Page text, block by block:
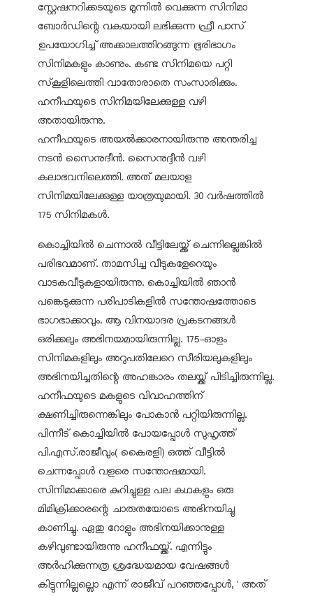
സ്റ്റേഷനറിക്കടയുടെ മുന്നിൽ വെക്കുന്ന സിനിമാ
ബോർഡിന്റെ വകയായി ലഭിക്കുന്ന ഫ്രീ പാസ്
ഉപയോഗിച്ച് അക്കാലത്തിറങ്ങുന്ന ഭൂരിഭാഗം
സിനിമകളും കാണും. കണ്ട സിനിമയെ പറ്റി
സ്‌കൂളിലെത്തി വാതോരാതെ സംസാരിക്കും.
ഹനീഫയുടെ സിനിമയിലേക്കുള്ള വഴി
അതായിരുന്നു.
ഹനീഫയുടെ അയൽക്കാരനായിരുന്നു അന്തരിച്ച
നടൻ സൈനുദീൻ. സൈനുദ്ദീൻ വഴി
കലാഭവനിലെത്തി. അത് മലയാള
സിനിമയിലേക്കുള്ള യാത്രയുമായി. 30 വർഷത്തിൽ
175 സിനിമകൾ.
കൊച്ചിയിൽ ചെന്നാൽ വീട്ടിലേയ്ക്ക് ചെന്നില്ലെങ്കിൽ
പരിഭവമാണ്. താമസിച്ച വീടുകളേറെയും
വാടകവീടുകളായിരുന്നു. കൊച്ചിയിൽ ഞാൻ
പങ്കെടുക്കുന്ന പരിപാടികളിൽ സന്തോഷത്തോടെ
ഭാഗഭാക്കാവും. ആ വിനയാദര പ്രകടനങ്ങൾ
ഒരിക്കലും അഭിനയമായിരുന്നില്ല. 175-ഓളം
സിനിമകളിലും അറുപതിലേറെ സീരിയലുകളിലും
അഭിനയിച്ചതിന്റെ അഹങ്കാരം തലയ്ക്ക് പിടിച്ചിരുന്നില്ല.
ഹനീഫയുടെ മകളുടെ വിവാഹത്തിന്
ക്ഷണിച്ചിരുന്നെങ്കിലും പോകാൻ പറ്റിയിരുന്നില്ല.
പിന്നീട് കൊച്ചിയിൽ പോയപ്പോൾ സുഹൃത്ത്
പി.എസ്.രാജീവും( കൈരളി) ഒത്ത് വീട്ടിൽ
ചെന്നപ്പോൾ വളരെ സന്തോഷമായി.
സിനിമാക്കാരെ കുറിച്ചുള്ള പല കഥകളും ഒരു
മിമിക്രിക്കാരന്റെ ചാരുതയോടെ അഭിനയിച്ചു
കാണിച്ചു. ഏതു റോളും അഭിനയിക്കാനുള്ള
കഴിവുണ്ടായിരുന്നു ഹനീഫയ്ക്ക്. എന്നിട്ടും
അർഹിക്കുന്നത്ര ശ്രദ്ധേയമായ വേഷങ്ങൾ
കിട്ടുന്നില്ലല്ലൊ എന്ന് രാജീവ് പറഞ്ഞപ്പോൾ, ' അത്